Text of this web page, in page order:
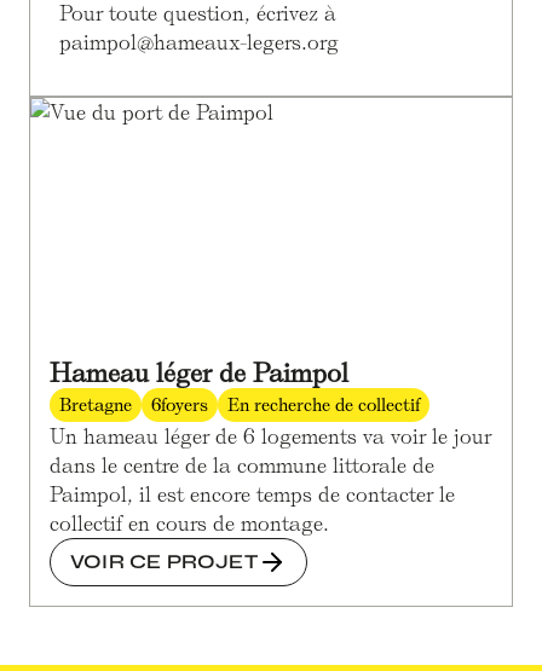
Pour toute question, écrivez à
paimpol@hameaux-legers.org
Hameau léger de Paimpol
Bretagne 6foyers En recherche de collectif
Un hameau léger de 6 logements va voir le jour
dans le centre de la commune littorale de
Paimpol, il est encore temps de contacter le
collectif en cours de montage.
VOIR CE PROJET